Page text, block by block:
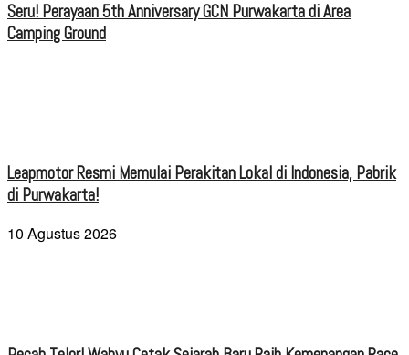
Seru! Perayaan 5th Anniversary GCN Purwakarta di Area
Camping Ground
Leapmotor Resmi Memulai Perakitan Lokal di Indonesia, Pabrik
di Purwakarta!
10 Agustus 2026